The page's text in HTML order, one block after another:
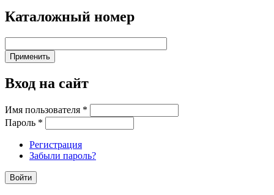
Каталожный номер
Вход на сайт
Имя пользователя *
Пароль *
Регистрация
Забыли пароль?